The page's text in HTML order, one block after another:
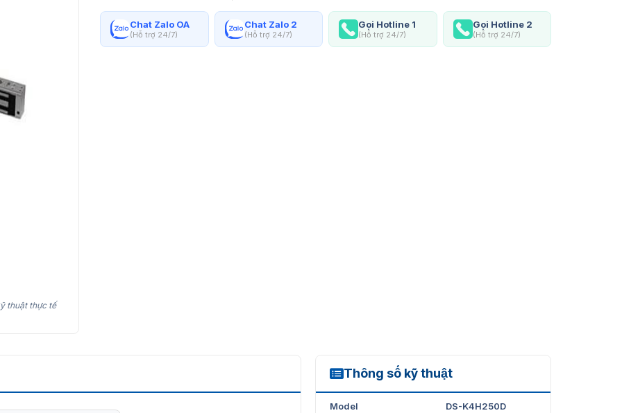
thuật thực tế
Chat Zalo OA
(Hỗ trợ 24/7)
Chat Zalo 2
(Hỗ trợ 24/7)
Gọi Hotline 1
(Hỗ trợ 24/7)
Gọi Hotline 2
(Hỗ trợ 24/7)
Thông số kỹ thuật
DS-K4H250D
Model DS-K4H250D